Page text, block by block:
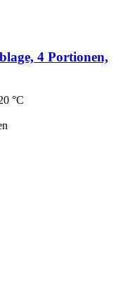
4 Portionen,
°C